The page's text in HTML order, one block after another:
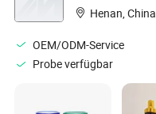
Henan, China
OEM/ODM-Service
Probe verfügbar